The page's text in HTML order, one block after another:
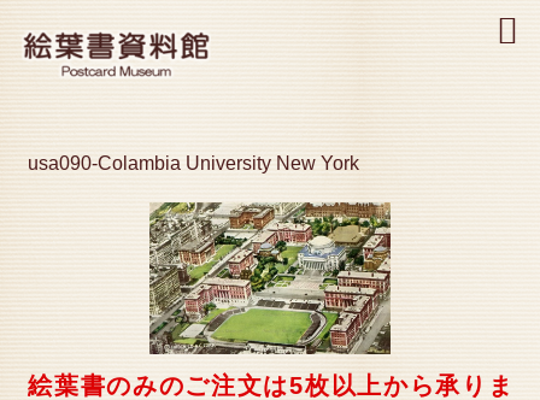
usa090-Colambia University New York
絵葉書のみのご注文は5枚以上から承りま